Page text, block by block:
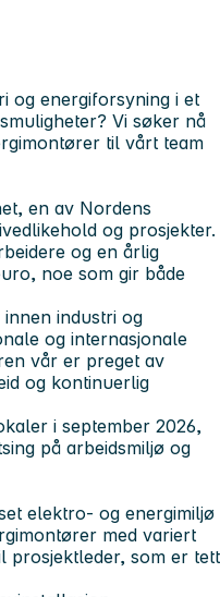
og energiforsyning i et
Vi søker nå
til vårt team
en av Nordens
og prosjekter.
og en årlig
noe som gir både
industri og
og internasjonale
vår er preget av
og kontinuerlig
i september 2026,
på arbeidsmiljø og
elektro- og energimiljø
med variert
prosjektleder, som er tett